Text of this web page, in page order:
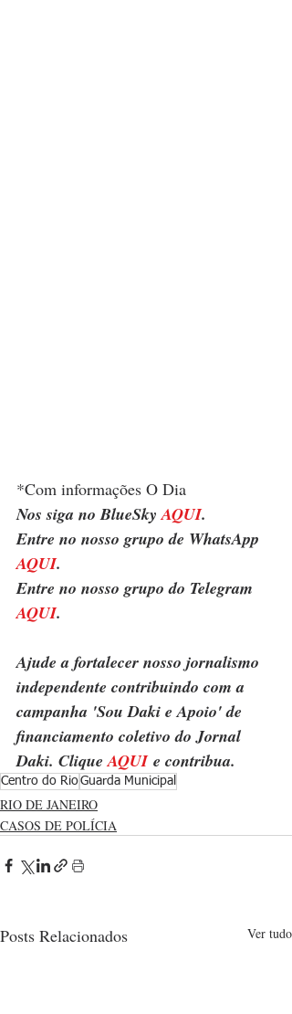
*Com informações O Dia
Nos siga no BlueSky AQUI.
Entre no nosso grupo de WhatsApp
AQUI.
Entre no nosso grupo do Telegram
AQUI.
Ajude a fortalecer nosso jornalismo
independente contribuindo com a
campanha 'Sou Daki e Apoio' de
financiamento coletivo do Jornal
Daki. Clique AQUI e contribua.
Centro do RioGuarda Municipal
RIO DE JANEIRO
CASOS DE POLÍCIA
Posts Relacionados Ver tudo